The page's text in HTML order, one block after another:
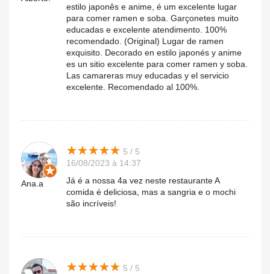
estilo japonês e anime, é um excelente lugar
para comer ramen e soba. Garçonetes muito
educadas e excelente atendimento. 100%
recomendado. (Original) Lugar de ramen
exquisito. Decorado en estilo japonés y anime
es un sitio excelente para comer ramen y soba.
Las camareras muy educadas y el servicio
excelente. Recomendado al 100%.
Ana.a
★★★★★
★★★★★ 5 / 5
16/08/2023 à 14:37
Já é a nossa 4a vez neste restaurante A
comida é deliciosa, mas a sangria e o mochi
são incríveis!
★★★★★
★★★★★ 5 / 5